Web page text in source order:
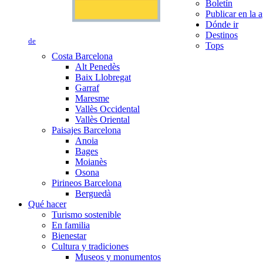
de
Boletín
Publicar en la
Dónde ir
Destinos
Tops
Costa Barcelona
Alt Penedès
Baix Llobregat
Garraf
Maresme
Vallès Occidental
Vallès Oriental
Paisajes Barcelona
Anoia
Bages
Moianès
Osona
Pirineos Barcelona
Berguedà
Qué hacer
Turismo sostenible
En familia
Bienestar
Cultura y tradiciones
Museos y monumentos